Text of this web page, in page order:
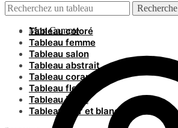
Recherche
pour :
Recherche
Mon Compte
Recherche
pour :
Recherche
Tableau coloré
Tableau femme
Tableau salon
Tableau abstrait
Tableau coran
Tableau fleurs
Tableau islam
Tableau noir et blanc